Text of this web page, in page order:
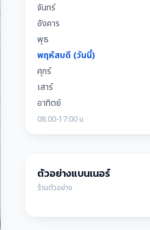
จันทร์
อังคาร
พุธ
พฤหัสบดี (วันนี้)
ศุกร์
เสาร์
อาทิตย์
08:00-17:00 น
ตัวอย่างแบนเนอร์
ร้านตัวอย่าง